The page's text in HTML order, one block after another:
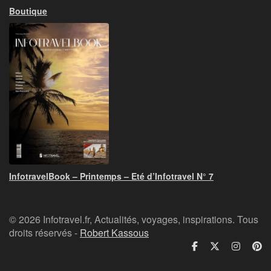
Boutique
InfotravelBook – Printemps – Eté d’Infotravel N° 7
© 2026 Infotravel.fr, Actualités, voyages, inspirations. Tous
droits réservés - Robert Kassous